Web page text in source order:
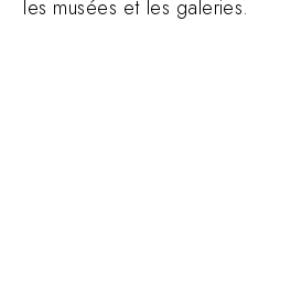
les musées et les galeries.